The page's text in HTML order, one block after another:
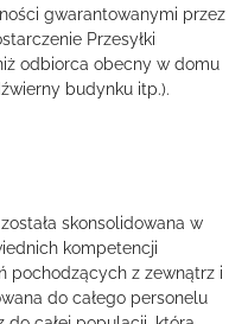
gwarantowanymi przez
Przesyłki
odbiorca obecny w domu
budynku itp.).
skonsolidowana w
kompetencji
pochodzących z zewnątrz i
do całego personelu